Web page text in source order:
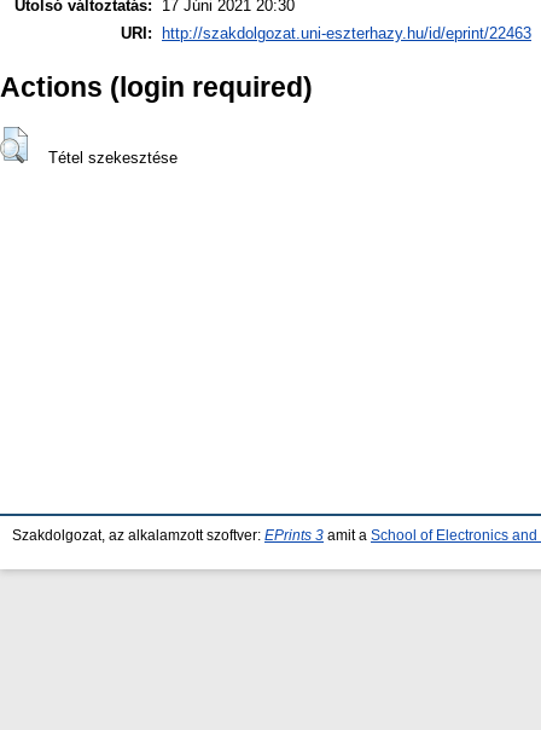
Utolsó változtatás:
17 Júni 2021 20:30
URI:
http://szakdolgozat.uni-eszterhazy.hu/id/eprint/22463
Actions (login required)
Tétel szekesztése
Szakdolgozat, az alkalamzott szoftver: EPrints 3 amit a School of Electronics